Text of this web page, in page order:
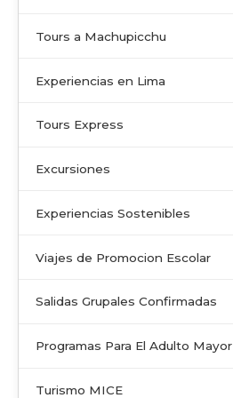
Tours a Machupicchu
Experiencias en Lima
Tours Express
Excursiones
Experiencias Sostenibles
Viajes de Promocion Escolar
Salidas Grupales Confirmadas
Programas Para El Adulto Mayor
Turismo MICE